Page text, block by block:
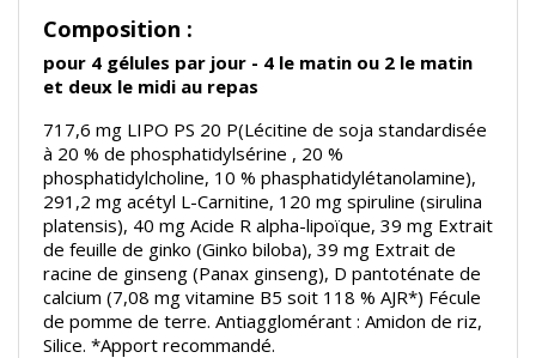
Composition :
pour 4 gélules par jour - 4 le matin ou 2 le matin
et deux le midi au repas
717,6 mg LIPO PS 20 P(Lécitine de soja standardisée
à 20 % de phosphatidylsérine , 20 %
phosphatidylcholine, 10 % phasphatidylétanolamine),
291,2 mg acétyl L-Carnitine, 120 mg spiruline (sirulina
platensis), 40 mg Acide R alpha-lipoïque, 39 mg Extrait
de feuille de ginko (Ginko biloba), 39 mg Extrait de
racine de ginseng (Panax ginseng), D pantoténate de
calcium (7,08 mg vitamine B5 soit 118 % AJR*) Fécule
de pomme de terre. Antiagglomérant : Amidon de riz,
Silice. *Apport recommandé.